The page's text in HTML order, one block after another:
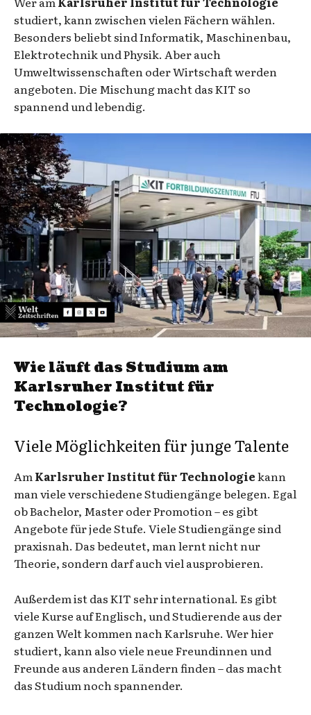
studiert, kann zwischen vielen Fächern wählen.
Besonders beliebt sind Informatik, Maschinenbau,
Elektrotechnik und Physik. Aber auch
Umweltwissenschaften oder Wirtschaft werden
angeboten. Die Mischung macht das KIT so
spannend und lebendig.
Wie läuft das Studium am
Karlsruher Institut für
Technologie?
Viele Möglichkeiten für junge Talente
AmKarlsruher Institut für Technologiekann
man viele verschiedene Studiengänge belegen. Egal
ob Bachelor, Master oder Promotion – es gibt
Angebote für jede Stufe. Viele Studiengänge sind
praxisnah. Das bedeutet, man lernt nicht nur
Theorie, sondern darf auch viel ausprobieren.
Außerdem ist das KIT sehr international. Es gibt
viele Kurse auf Englisch, und Studierende aus der
ganzen Welt kommen nach Karlsruhe. Wer hier
studiert, kann also viele neue Freundinnen und
Freunde aus anderen Ländern finden – das macht
das Studium noch spannender.